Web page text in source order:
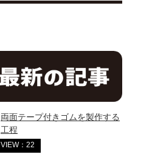
両面テープ付きゴムを製作する
工程
VIEW：22